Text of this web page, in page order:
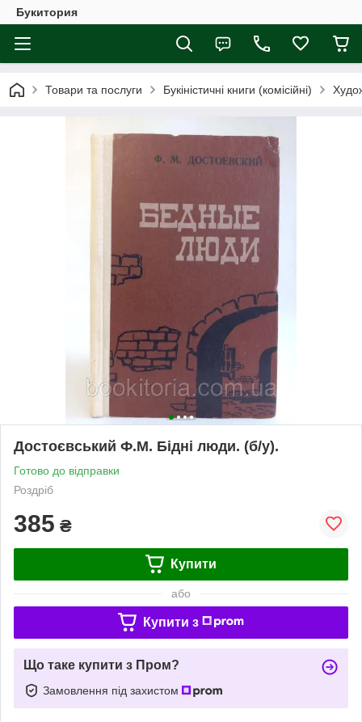
Букитория
Товари та послуги Букіністичні книги (комісійні)
Достоєвський Ф.М. Бідні люди. (б/у).
Готово до відправки
Роздріб
385 ₴
Купити
або
Купити з
Що таке купити з Пром?
Замовлення під захистом